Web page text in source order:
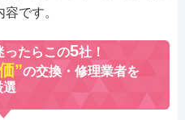
です。
ったらこの5社！
”の交換・修理業者を
選